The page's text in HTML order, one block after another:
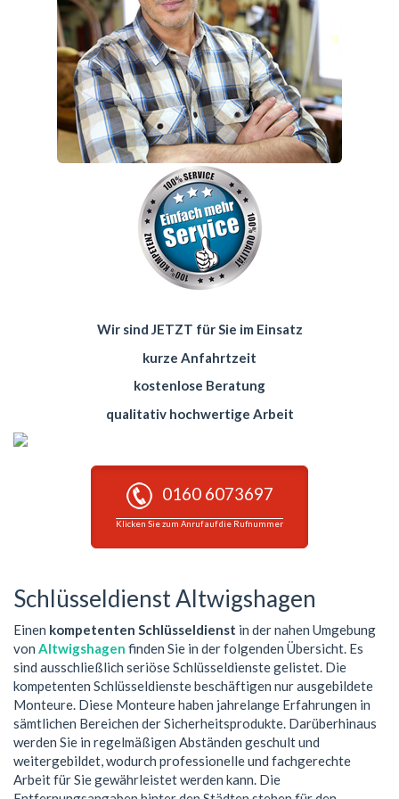
Wir sind JETZT für Sie im Einsatz
kurze Anfahrtzeit
kostenlose Beratung
qualitativ hochwertige Arbeit
0160 6073697
Klicken Sie zum Anruf auf die Rufnummer
Schlüsseldienst Altwigshagen
Einen kompetenten Schlüsseldienst in der nahen Umgebung
von Altwigshagen finden Sie in der folgenden Übersicht. Es
sind ausschließlich seriöse Schlüsseldienste gelistet. Die
kompetenten Schlüsseldienste beschäftigen nur ausgebildete
Monteure. Diese Monteure haben jahrelange Erfahrungen in
sämtlichen Bereichen der Sicherheitsprodukte. Darüberhinaus
werden Sie in regelmäßigen Abständen geschult und
weitergebildet, wodurch professionelle und fachgerechte
Arbeit für Sie gewährleistet werden kann. Die